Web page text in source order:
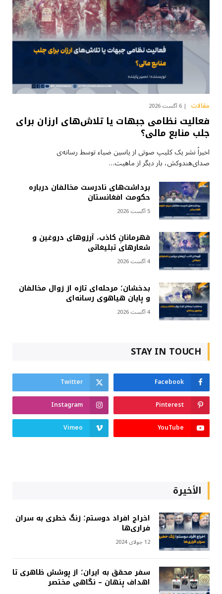
مقالات 6 آگست 2026
فعالیت نظامی جبهات یا تلاش‌های ارزان برای
جلب منابع مالی؟
اخیراً نشر یک کلیپ صوتی از یاسین ضیاء توسط رسانه‌ی
صدای‌هندوکش، بار دیگر از ماهیت…
برداشت‌های نادرست مخالفان درباره
حکومت افغانستان
5 آگست 2026
قهرمانانِ کاذب، آرزوهای دروغین و
شعارهای تبلیغاتی
4 آگست 2026
بدخشان؛ مرحله‌ای تازه از زوال مخالفان
و پایان هیاهوی رسانه‌ای
4 آگست 2026
STAY IN TOUCH
Facebook
Twitter
Pinterest
Instagram
YouTube
Vimeo
الأخيرة
اخراج افراد دوستم؛ زنگ خطری به سران
فراری‌ها
12 جولای 2024
سفر محقق به ایران؛ از پوشش ظاهری تا
اهداف پنهان – نگاهی مختصر